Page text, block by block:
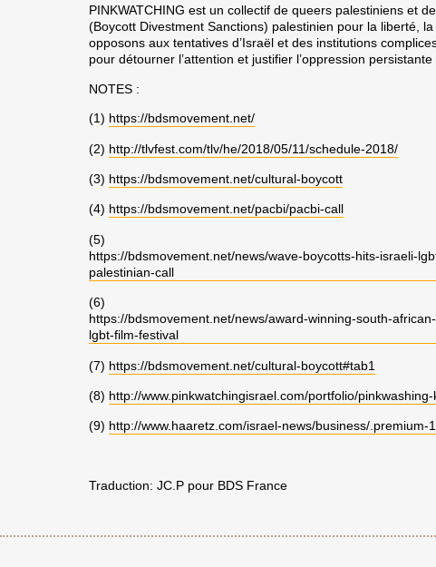
PINKWATCHING est un collectif de queers palestiniens et
(Boycott Divestment Sanctions) palestinien pour la liberté,
opposons aux tentatives d’Israël et des institutions
pour détourner l’attention et justifier l’oppression
NOTES :
(1) https://bdsmovement.net/
(2) http://tlvfest.com/tlv/he/2018/05/11/schedule-2018/
(3) https://bdsmovement.net/cultural-boycott
(4) https://bdsmovement.net/pacbi/pacbi-call
(5)
https://bdsmovement.net/news/wave-boycotts-hits-israeli-
palestinian-call
(6)
https://bdsmovement.net/news/award-winning-south-
lgbt-film-festival
(7) https://bdsmovement.net/cultural-boycott#tab1
(8) http://www.pinkwatchingisrael.com/portfolio/pinkwashing-
(9) http://www.haaretz.com/israel-news/business/.premium-
Traduction: JC.P pour BDS France